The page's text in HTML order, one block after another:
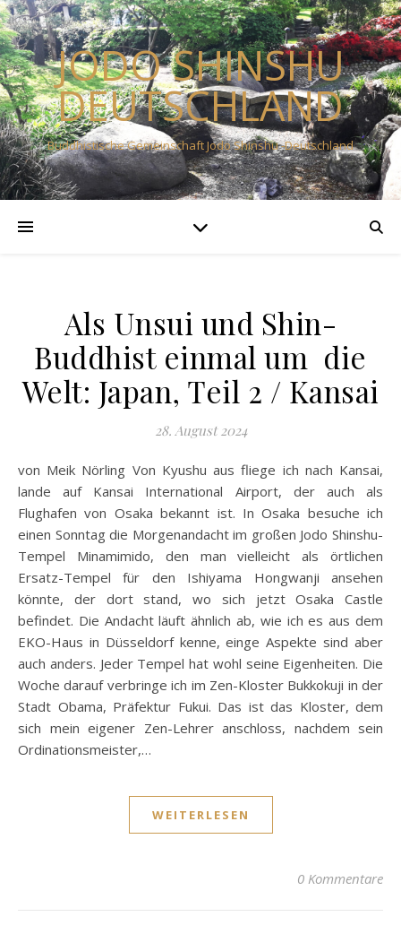
JODO SHINSHU
DEUTSCHLAND
Buddhistische Gemeinschaft Jodo Shinshu -Deutschland
Als Unsui und Shin-
Buddhist einmal um die
Welt: Japan, Teil 2 / Kansai
28. August 2024
von Meik Nörling Von Kyushu aus fliege ich nach Kansai,
lande auf Kansai International Airport, der auch als
Flughafen von Osaka bekannt ist. In Osaka besuche ich
einen Sonntag die Morgenandacht im großen Jodo Shinshu-
Tempel Minamimido, den man vielleicht als örtlichen
Ersatz-Tempel für den Ishiyama Hongwanji ansehen
könnte, der dort stand, wo sich jetzt Osaka Castle
befindet. Die Andacht läuft ähnlich ab, wie ich es aus dem
EKO-Haus in Düsseldorf kenne, einge Aspekte sind aber
auch anders. Jeder Tempel hat wohl seine Eigenheiten. Die
Woche darauf verbringe ich im Zen-Kloster Bukkokuji in der
Stadt Obama, Präfektur Fukui. Das ist das Kloster, dem
sich mein eigener Zen-Lehrer anschloss, nachdem sein
Ordinationsmeister,…
WEITERLESEN
0 Kommentare